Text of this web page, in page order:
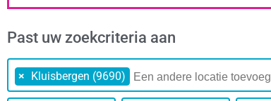
Past uw zoekcriteria aan
× Kluisbergen (9690)